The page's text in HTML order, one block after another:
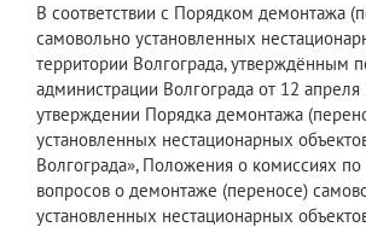
В соответствии с Порядком демонтажа
самовольно установленных
территории Волгограда, утверждённым
администрации Волгограда от 12
утверждении Порядка демонтажа
установленных нестационарных
Волгограда», Положения о комиссиях
вопросов о демонтаже (переносе)
установленных нестационарных